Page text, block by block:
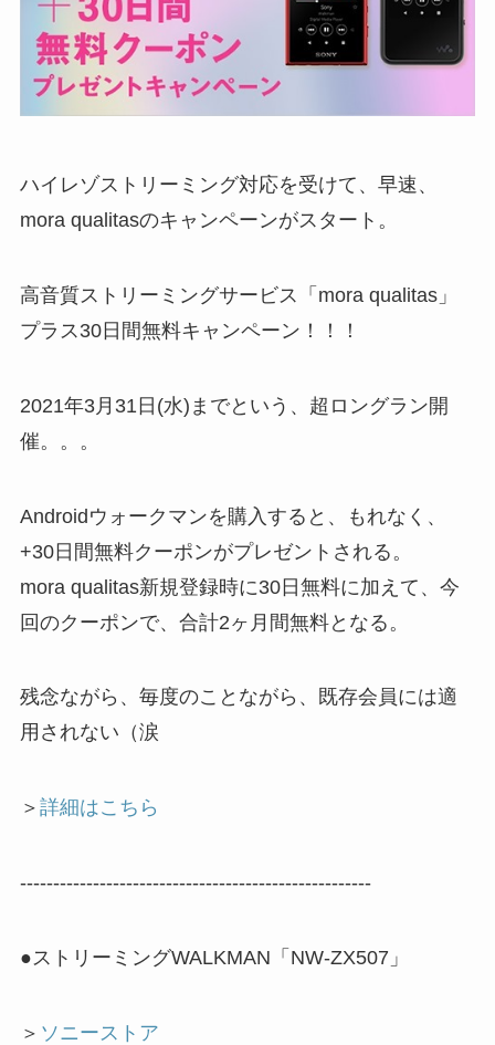
ハイレゾストリーミング対応を受けて、早速、
mora qualitasのキャンペーンがスタート。
高音質ストリーミングサービス「mora qualitas」
プラス30日間無料キャンペーン！！！
2021年3月31日(水)までという、超ロングラン開
催。。。
Androidウォークマンを購入すると、もれなく、
+30日間無料クーポンがプレゼントされる。
mora qualitas新規登録時に30日無料に加えて、今
回のクーポンで、合計2ヶ月間無料となる。
残念ながら、毎度のことながら、既存会員には適
用されない（涙
＞ 詳細はこちら
-----------------------------------------------------
●ストリーミングWALKMAN「NW-ZX507」
＞ ソニーストア